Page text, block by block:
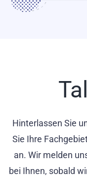
Hinterlassen Sie
Sie Ihre
an. Wir melden
bei Ihnen, sobald